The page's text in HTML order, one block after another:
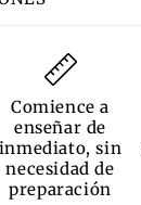
Comience a
enseñar de
inmediato, sin
necesidad de
preparación